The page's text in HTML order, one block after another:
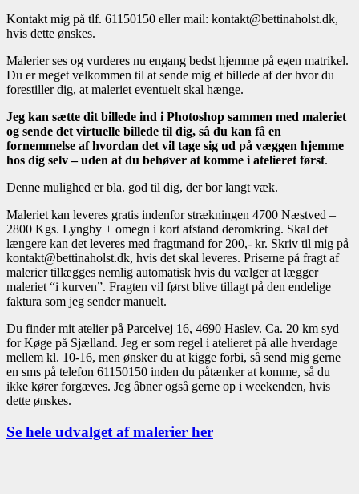
Kontakt mig på tlf. 61150150 eller mail: kontakt@bettinaholst.dk,
hvis dette ønskes.
Malerier ses og vurderes nu engang bedst hjemme på egen matrikel.
Du er meget velkommen til at sende mig et billede af der hvor du
forestiller dig, at maleriet eventuelt skal hænge.
Jeg kan sætte dit billede ind i Photoshop sammen med maleriet
og sende det virtuelle billede til dig, så du kan få en
fornemmelse af hvordan det vil tage sig ud på væggen hjemme
hos dig selv – uden at du behøver at komme i atelieret først.
Denne mulighed er bla. god til dig, der bor langt væk.
Maleriet kan leveres gratis indenfor strækningen 4700 Næstved –
2800 Kgs. Lyngby + omegn i kort afstand deromkring. Skal det
længere kan det leveres med fragtmand for 200,- kr. Skriv til mig på
kontakt@bettinaholst.dk, hvis det skal leveres. Priserne på fragt af
malerier tillægges nemlig automatisk hvis du vælger at lægger
maleriet “i kurven”. Fragten vil først blive tillagt på den endelige
faktura som jeg sender manuelt.
Du finder mit atelier på Parcelvej 16, 4690 Haslev. Ca. 20 km syd
for Køge på Sjælland. Jeg er som regel i atelieret på alle hverdage
mellem kl. 10-16, men ønsker du at kigge forbi, så send mig gerne
en sms på telefon 61150150 inden du påtænker at komme, så du
ikke kører forgæves. Jeg åbner også gerne op i weekenden, hvis
dette ønskes.
Se hele udvalget af malerier her